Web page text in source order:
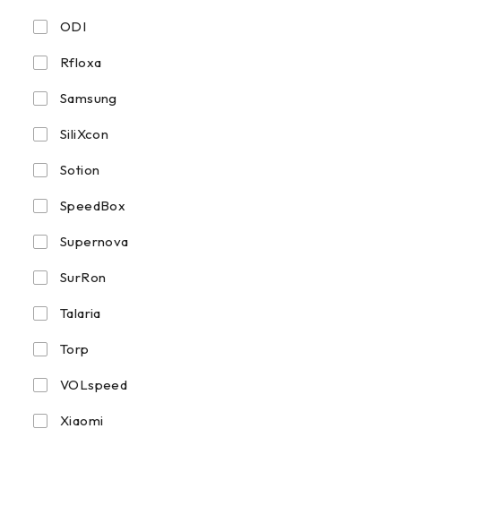
ODI
Rfloxa
Samsung
SiliXcon
Sotion
SpeedBox
Supernova
SurRon
Talaria
Torp
VOLspeed
Xiaomi